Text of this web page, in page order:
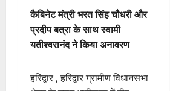
कैबिनेट मंत्री भरत सिंह चौधरी और
प्रदीप बत्रा के साथ स्वामी
यतीश्वरानंद ने किया अनावरण
हरिद्वार , हरिद्वार ग्रामीण विधानसभा